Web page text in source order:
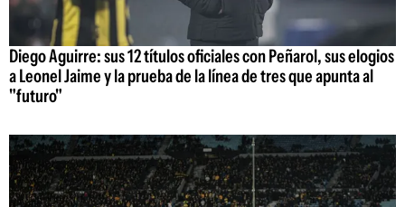
Diego Aguirre: sus 12 títulos oficiales con Peñarol, sus elogios
a Leonel Jaime y la prueba de la línea de tres que apunta al
"futuro"